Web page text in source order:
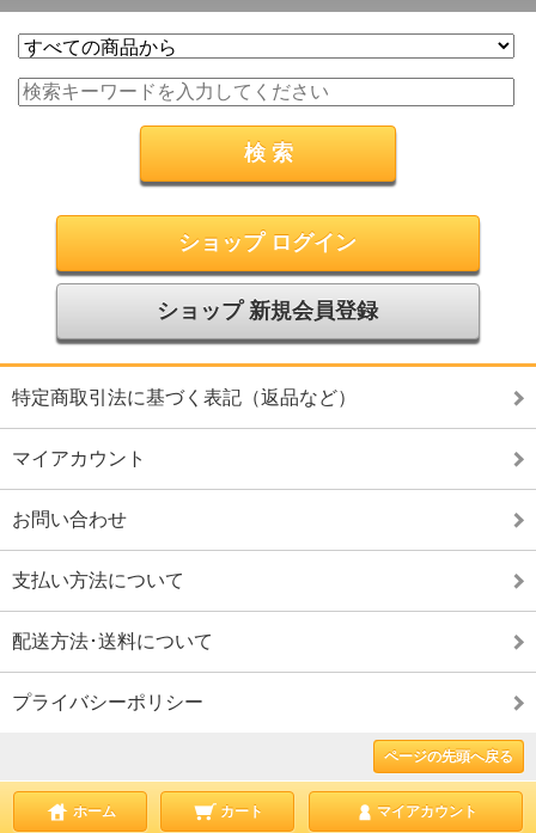
ショップ ログイン
ショップ 新規会員登録
特定商取引法に基づく表記（返品など）
マイアカウント
お問い合わせ
支払い方法について
配送方法･送料について
プライバシーポリシー
ページの先頭へ戻る
ホーム カート マイアカウント